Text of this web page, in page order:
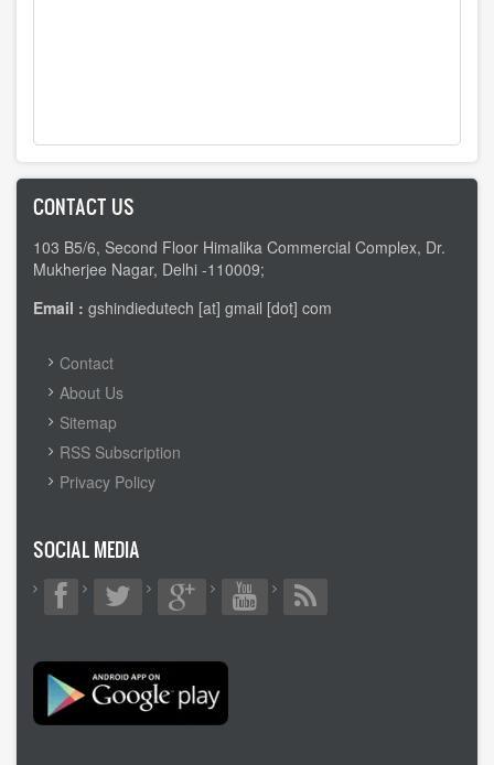
CONTACT US
103 B5/6, Second Floor Himalika Commercial Complex, Dr.
Mukherjee Nagar, Delhi -110009;
Email : gshindiedutech [at] gmail [dot] com
FOOTER
MENU
Contact
About Us
Sitemap
RSS Subscription
Privacy Policy
SOCIAL MEDIA